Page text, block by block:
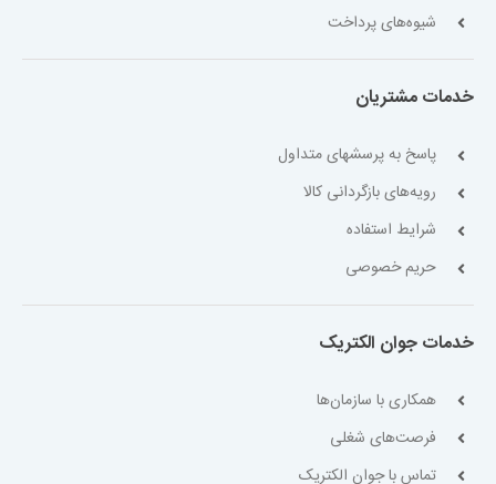
شیوه‌های پرداخت
خدمات مشتریان
پاسخ به پرسشهای متداول
رویه‌های بازگردانی کالا
شرایط استفاده
حریم خصوصی
خدمات جوان الکتریک
همکاری با سازمان‌ها
فرصت‌های شغلی
تماس با جوان الکتریک